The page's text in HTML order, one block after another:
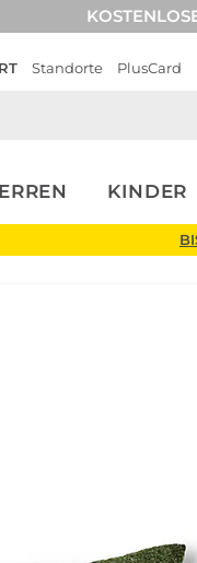
Standorte PlusCard
KINDER